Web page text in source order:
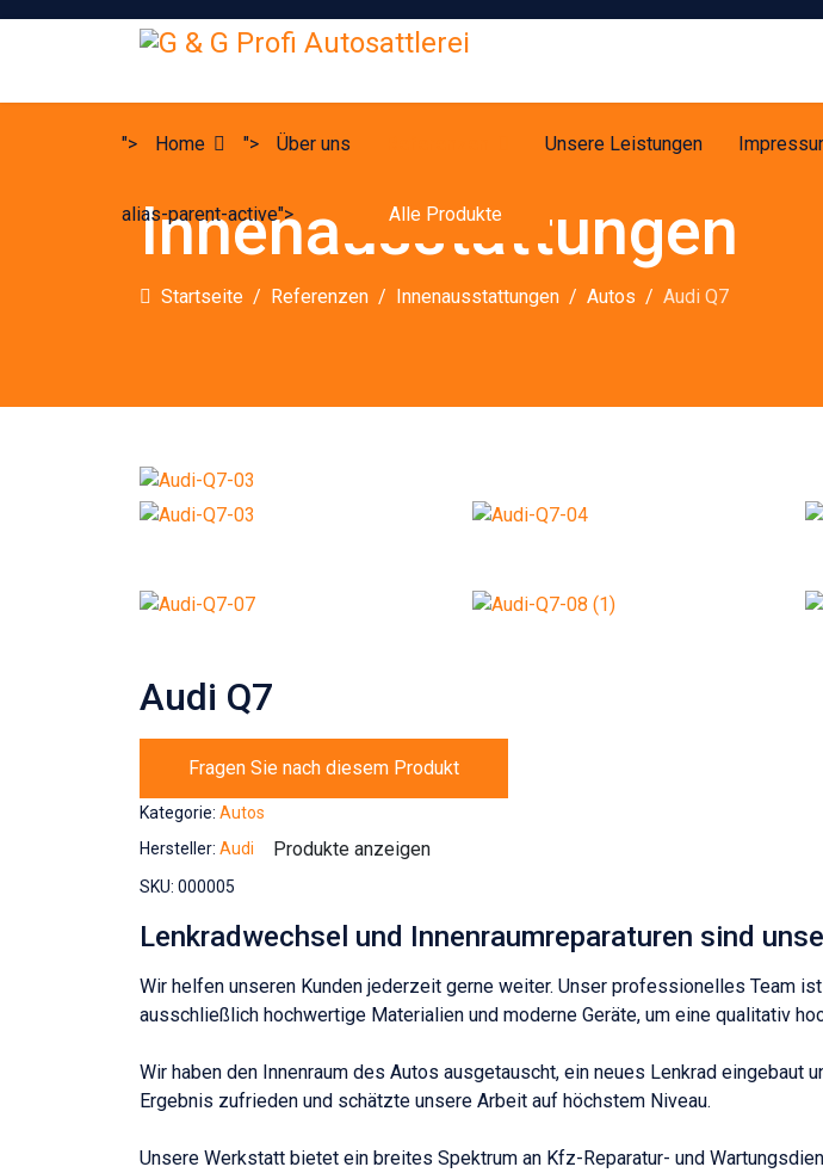
"> Home "> Über uns Unsere Leistungen
alias-parent-active"> Alle Produkte
Innenausstattungen
Startseite Referenzen Innenausstattungen Autos Audi Q7
Audi Q7
Fragen Sie nach diesem Produkt
Kategorie: Autos
Hersteller: Audi Produkte anzeigen
SKU: 000005
Lenkradwechsel und Innenraumreparaturen sind
Wir helfen unseren Kunden jederzeit gerne weiter. Unser professionelles Team
ausschließlich hochwertige Materialien und moderne Geräte, um eine qualitativ
Wir haben den Innenraum des Autos ausgetauscht, ein neues Lenkrad
Ergebnis zufrieden und schätzte unsere Arbeit auf höchstem Niveau.
Unsere Werkstatt bietet ein breites Spektrum an Kfz-Reparatur- und